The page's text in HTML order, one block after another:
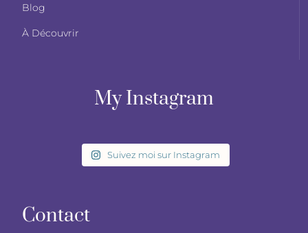
Blog
À Découvrir
My Instagram
Suivez moi sur Instagram
Contact